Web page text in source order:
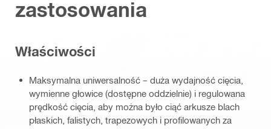
zastosowania
Właściwości
Maksymalna uniwersalność – duża wydajność cięcia,
wymienne głowice (dostępne oddzielnie) i regulowana
prędkość cięcia, aby można było ciąć arkusze blach
płaskich, falistych, trapezowych i profilowanych za